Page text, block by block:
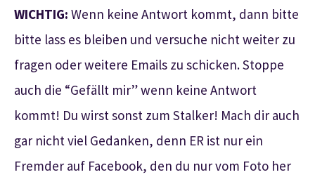
WICHTIG: Wenn keine Antwort kommt, dann bitte
bitte lass es bleiben und versuche nicht weiter zu
fragen oder weitere Emails zu schicken. Stoppe
auch die “Gefällt mir” wenn keine Antwort
kommt! Du wirst sonst zum Stalker! Mach dir auch
gar nicht viel Gedanken, denn ER ist nur ein
Fremder auf Facebook, den du nur vom Foto her